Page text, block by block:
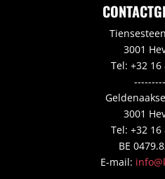
3001
Tel: +32 16
3001
Tel: +32 16
BE
E-mail: